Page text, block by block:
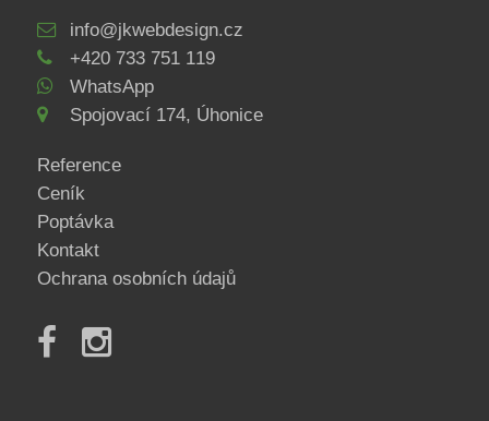
info@jkwebdesign.cz
+420 733 751 119
WhatsApp
Spojovací 174, Úhonice
Reference
Ceník
Poptávka
Kontakt
Ochrana osobních údajů